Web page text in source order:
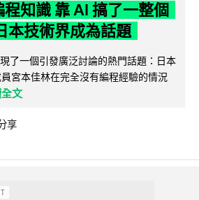
程知識 靠 AI 搞了一整個
本技術界成為話題
了一個引發廣泛討論的熱門話題：日本
宮本佳林在完全沒有編程經驗的情況
文
享